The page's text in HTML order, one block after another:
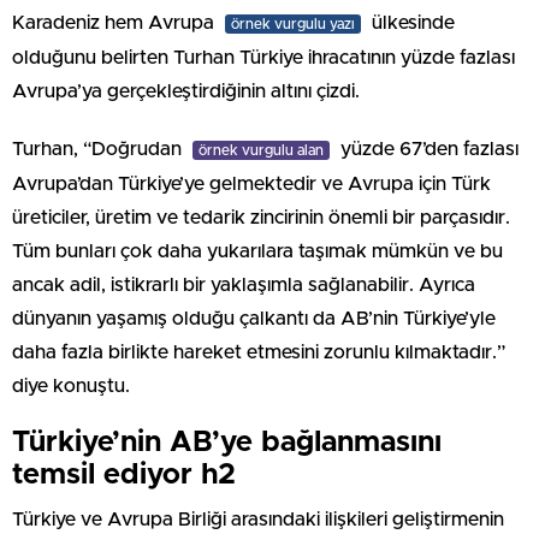
Karadeniz hem Avrupa
örnek vurgulu yazı
ülkesinde
olduğunu belirten Turhan Türkiye ihracatının yüzde fazlası
Avrupa’ya gerçekleştirdiğinin altını çizdi.
Turhan, “Doğrudan örnek vurgulu alan
yüzde 67’den fazlası
Avrupa’dan Türkiye’ye gelmektedir ve Avrupa için Türk
üreticiler, üretim ve tedarik zincirinin önemli bir parçasıdır.
Tüm bunları çok daha yukarılara taşımak mümkün ve bu
ancak adil, istikrarlı bir yaklaşımla sağlanabilir. Ayrıca
dünyanın yaşamış olduğu çalkantı da AB’nin Türkiye’yle
daha fazla birlikte hareket etmesini zorunlu kılmaktadır.”
diye konuştu.
Türkiye’nin AB’ye bağlanmasını
temsil ediyor h2
Türkiye ve Avrupa Birliği arasındaki ilişkileri geliştirmenin